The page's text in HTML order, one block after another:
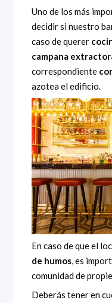
Uno de los más
decidir si nuestro
caso de querer
campana
correspondiente
azotea el edificio.
En caso de que el
de humos , es
comunidad de
Deberás tener en